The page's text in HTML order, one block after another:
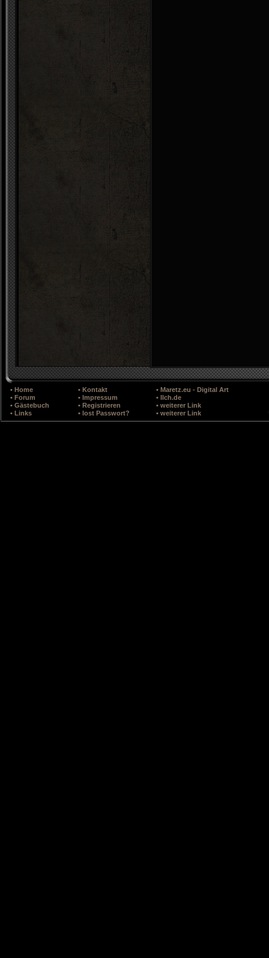
• Home
• Forum
• Gästebuch
• Links
• Kontakt
• Impressum
• Registrieren
• lost Passwort?
• Maretz.eu - Digital Art
• Ilch.de
• weiterer Link
• weiterer Link